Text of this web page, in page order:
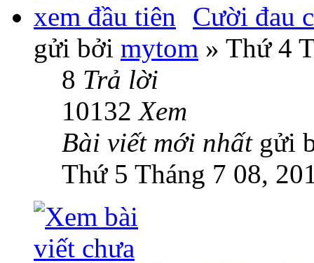
Cười đau
gửi bởi mytom » Thứ 4
8 Trả lời
10132Xem
Bài viết mới nhất gửi
Thứ 5 Tháng 7 08,